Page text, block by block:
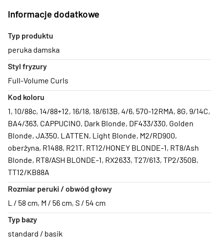
Informacje dodatkowe
Typ produktu
peruka damska
Styl fryzury
Full-Volume Curls
Kod koloru
1, 10/88c, 14/88+12, 16/18, 18/613B, 4/6, 570-12RMA, 8G, 9/14C,
BA4/363, CAPPUCINO, Dark Blonde, DF433/330, Golden
Blonde, JA350, LATTEN, Light Blonde, M2/RD900,
oberżyna, R1488, R21T, RT12/HONEY BLONDE-1, RT8/Ash
Blonde, RT8/ASH BLONDE-1, RX2633, T27/613, TP2/350B,
TT12/KB88A
Rozmiar peruki / obwód głowy
L / 58 cm, M / 56 cm, S / 54 cm
Typ bazy
standard / basik